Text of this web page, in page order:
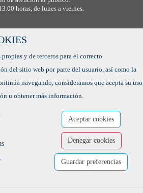
horas, de lunes a viernes.
Política de Cookies-Accesibilidad
y de terceros para el correcto
del sitio web por parte del usuario, así como la
navegando, consideramos que acepta su
u obtener más información.
Aceptar cookies
Denegar cookies
Guardar preferencias